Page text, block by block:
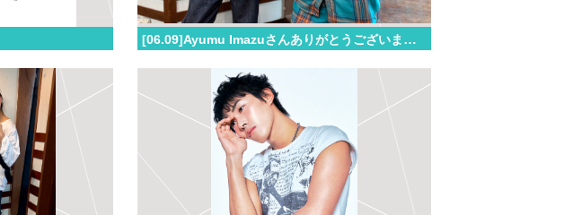
[06.09]Ayumu Imazuさんありがとうございました！